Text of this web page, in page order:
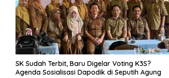
SK Sudah Terbit, Baru Digelar Voting K3S?
Agenda Sosialisasi Dapodik di Seputih Agung